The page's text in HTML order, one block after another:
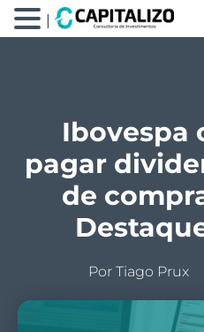
Ibovespa
pagar
de
Por Tiago Prux